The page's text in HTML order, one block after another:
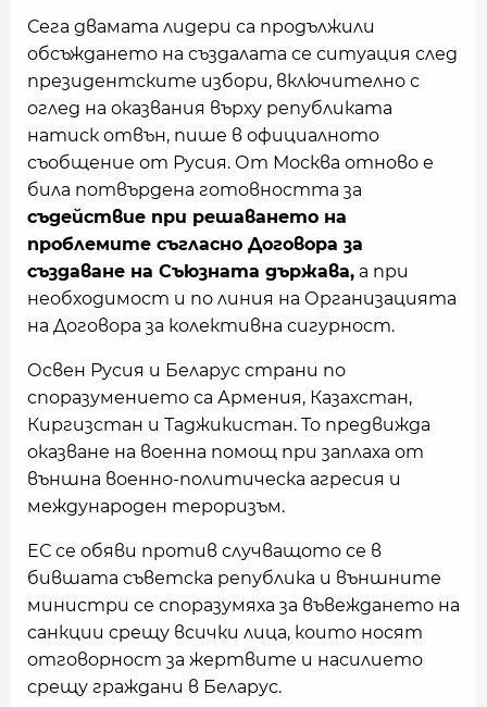
Сега двамата лидери са продължили
обсъждането на създалата се ситуация след
президентските избори, включително с
оглед на оказвания върху републиката
натиск отвън, пише в официалното
съобщение от Русия. От Москва отново е
била потвърдена готовността за
съдействие при решаването на
проблемите съгласно Договора за
създаване на Съюзната държава, а при
необходимост и по линия на Организацията
на Договора за колективна сигурност.
Освен Русия и Беларус страни по
споразумението са Армения, Казахстан,
Киргизстан и Таджикистан. То предвижда
оказване на военна помощ при заплаха от
външна военно-политическа агресия и
международен тероризъм.
ЕС се обяви против случващото се в
бившата съветска република и външните
министри се споразумяха за въвеждането на
санкции срещу всички лица, които носят
отговорност за жертвите и насилието
срещу граждани в Беларус.